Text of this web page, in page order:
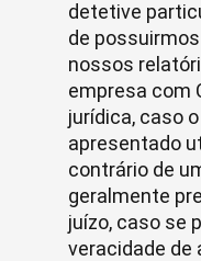
detetive
de
nossos
empresa com
jurídica, caso
apresentado
contrário de
geralmente
juízo, caso se
veracidade de